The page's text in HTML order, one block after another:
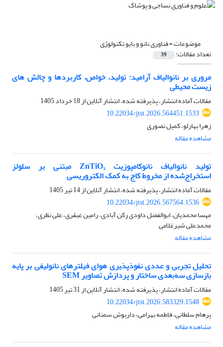
موضوعات =فناوری نانو و بایو تکنولوژی
تعداد مقالات: 39
مروری بر نانوالیاف آرامید: تولید، خواص، کاربردها و چالش های
زیست محیطی
مقالات آماده انتشار، پذیرفته شده، انتشار آنلاین از18 خرداد 1405
10.22034/jtst.2026.564451.1533
زهرا بهارلو، کمیل نصوری
مشاهده مقاله
تولید نانوالیاف نانوکامپوزیت ZnTiO₃ مبتنی بر سلولز
استخراج‌شده از مخروط کاج به کمک الکتروریسی
مقالات آماده انتشار، پذیرفته شده، انتشار آنلاین از14 تیر 1405
10.22034/jtst.2026.567564.1536
مهسا محمدیان، ابوالفضل داودی رکن آبادی، رامین عبقری، علی نظری،
محمدعلی شیرغلامی
مشاهده مقاله
تحلیل تجربی و عددی نفوذپذیری هوای فیلترهای نانولیفی بر پایه
بازسازی سه‌بعدی ساختار و پردازش تصاویر SEM
مقالات آماده انتشار، پذیرفته شده، انتشار آنلاین از31 تیر 1405
10.22034/jtst.2026.583329.1548
پرهام سلطانی، فاطمه بهرامی، داریوش سمنانی
مشاهده مقاله